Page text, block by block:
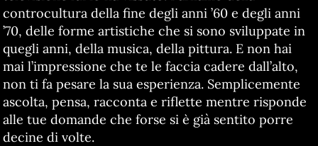
controcultura della fine degli anni ’60 e degli anni
’70, delle forme artistiche che si sono sviluppate in
quegli anni, della musica, della pittura. E non hai
mai l’impressione che te le faccia cadere dall’alto,
non ti fa pesare la sua esperienza. Semplicemente
ascolta, pensa, racconta e riflette mentre risponde
alle tue domande che forse si è già sentito porre
decine di volte.